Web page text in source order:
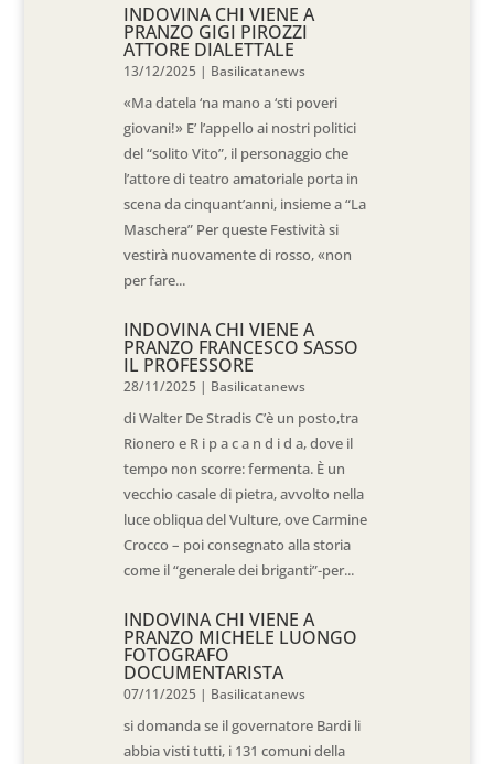
INDOVINA CHI VIENE A
PRANZO GIGI PIROZZI
ATTORE DIALETTALE
13/12/2025 | Basilicatanews
«Ma datela ‘na mano a ‘sti poveri
giovani!» E’ l’appello ai nostri politici
del “solito Vito”, il personaggio che
l’attore di teatro amatoriale porta in
scena da cinquant’anni, insieme a “La
Maschera” Per queste Festività si
vestirà nuovamente di rosso, «non
per fare...
INDOVINA CHI VIENE A
PRANZO FRANCESCO SASSO
IL PROFESSORE
28/11/2025 | Basilicatanews
di Walter De Stradis C’è un posto,tra
Rionero e R i p a c a n d i d a, dove il
tempo non scorre: fermenta. È un
vecchio casale di pietra, avvolto nella
luce obliqua del Vulture, ove Carmine
Crocco – poi consegnato alla storia
come il “generale dei briganti”-per...
INDOVINA CHI VIENE A
PRANZO MICHELE LUONGO
FOTOGRAFO
DOCUMENTARISTA
07/11/2025 | Basilicatanews
si domanda se il governatore Bardi li
abbia visti tutti, i 131 comuni della